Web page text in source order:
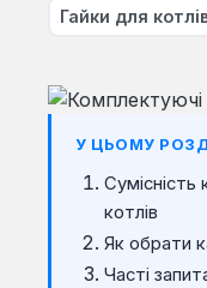
Гайки для
У ЦЬОМУ
Сумісність
котлів
Як обрати
Часті